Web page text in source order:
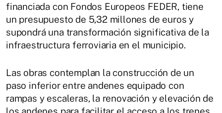
financiada con Fondos Europeos FEDER, tiene
un presupuesto de 5,32 millones de euros y
supondrá una transformación significativa de la
infraestructura ferroviaria en el municipio.
Las obras contemplan la construcción de un
paso inferior entre andenes equipado con
rampas y escaleras, la renovación y elevación de